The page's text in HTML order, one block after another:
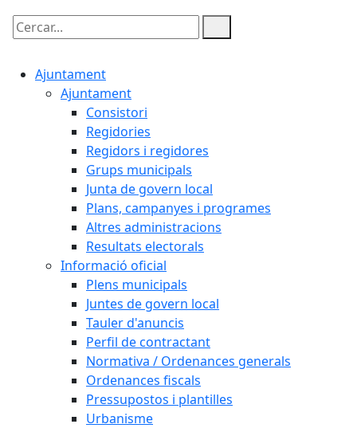
Cercar:
Ajuntament
Ajuntament
Consistori
Regidories
Regidors i regidores
Grups municipals
Junta de govern local
Plans, campanyes i programes
Altres administracions
Resultats electorals
Informació oficial
Plens municipals
Juntes de govern local
Tauler d'anuncis
Perfil de contractant
Normativa / Ordenances generals
Ordenances fiscals
Pressupostos i plantilles
Urbanisme